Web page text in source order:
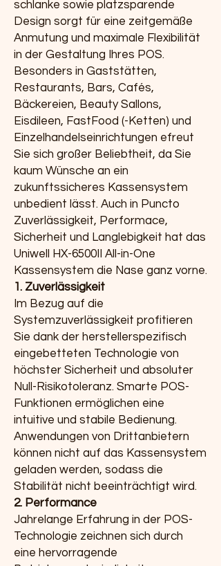
schlanke sowie platzsparende
Design sorgt für eine zeitgemäße
Anmutung und maximale Flexibilität
in der Gestaltung Ihres POS.
Besonders in Gaststätten,
Restaurants, Bars, Cafés,
Bäckereien, Beauty Sallons,
Eisdileen, FastFood (-Ketten) und
Einzelhandelseinrichtungen efreut
Sie sich großer Beliebtheit, da Sie
kaum Wünsche an ein
zukunftssicheres Kassensystem
unbedient lässt. Auch in Puncto
Zuverlässigkeit, Performace,
Sicherheit und Langlebigkeit hat das
Uniwell HX-6500II All-in-One
Kassensystem die Nase ganz vorne.
1. Zuverlässigkeit
Im Bezug auf die
Systemzuverlässigkeit profitieren
Sie dank der herstellerspezifisch
eingebetteten Technologie von
höchster Sicherheit und absoluter
Null-Risikotoleranz. Smarte POS-
Funktionen ermöglichen eine
intuitive und stabile Bedienung.
Anwendungen von Drittanbietern
können nicht auf das Kassensystem
geladen werden, sodass die
Stabilität nicht beeinträchtigt wird.
2. Performance
Jahrelange Erfahrung in der POS-
Technologie zeichnen sich durch
eine hervorragende